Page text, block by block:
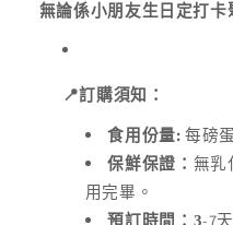
無論係小朋友生日定打卡
📍訂購須知：
食用份量:每磅
保鮮保證： 無乳
用完畢。
預訂時間：3-7天